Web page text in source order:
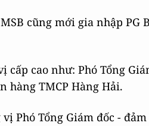
cũng mới gia nhập PG
cao như: Phó Tổng
hàng TMCP Hàng Hải.
Phó Tổng Giám đốc -